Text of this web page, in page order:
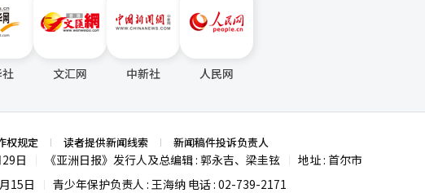
同开发候选物质、初期临床和全球商业化的模式。 三星
以ADC为中心的新药开发能力。LG化学与中国生物科技企
后期开发和商业化则由其直接负责。阿里生物与普兴制药
规划评估院（KISTEP）生
ADC、CAR-T（嵌合抗原受体T细胞）等前沿领域，正逐
翻译与编辑。
文汇网 中新社 人民网
权规定 读者提供新闻线索 新闻稿件投诉负责人
日 《亚洲日报》发行人及总编辑 : 郭永吉、梁圭铉
地址 : 首尔市
15日 青少年保护负责人 : 王海纳 电话 : 02-739-2171